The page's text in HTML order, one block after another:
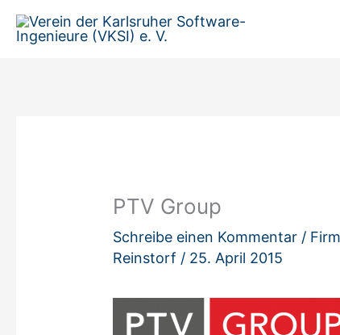
Zum
Inhalt
PTV Group
Schreibe einen Kommentar /
Reinstorf / 25. April 2015